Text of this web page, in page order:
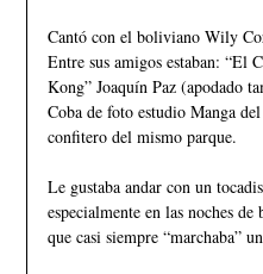
Cantó con el boliviano Wily
Entre sus amigos estaban: “El
Kong” Joaquín Paz (apodado
Coba de foto estudio Manga
confitero del mismo parque.
Le gustaba andar con un
especialmente en las noches
que casi siempre “marchaba”